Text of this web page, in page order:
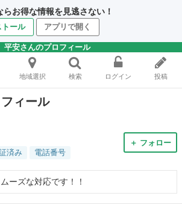
らお得な情報を見逃さない！
トール アプリで開く
平安さんのプロフィール
地域選択 検索 ログイン 投稿
ィール
済み 電話番号
＋ フォロー
ーズな対応です！！